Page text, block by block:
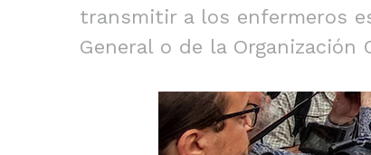
transmitir a los enfermeros
General o de la